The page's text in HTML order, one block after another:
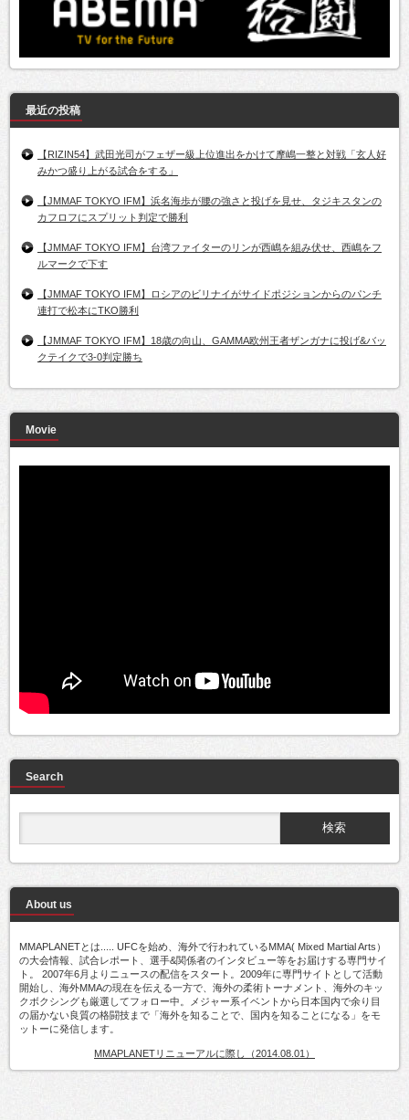
最近の投稿
【RIZIN54】武田光司がフェザー級上位進出をかけて摩嶋一整と対戦「玄人好
みかつ盛り上がる試合をする」
【JMMAF TOKYO IFM】浜名海歩が腰の強さと投げを見せ、タジキスタンの
カフロフにスプリット判定で勝利
【JMMAF TOKYO IFM】台湾ファイターのリンが西嶋を組み伏せ、西嶋をフ
ルマークで下す
【JMMAF TOKYO IFM】ロシアのビリナイがサイドポジションからのパンチ
連打で松本にTKO勝利
【JMMAF TOKYO IFM】18歳の向山、GAMMA欧州王者ザンガナに投げ&バッ
クテイクで3-0判定勝ち
Movie
Search
About us
MMAPLANETとは..... UFCを始め、海外で行われているMMA( Mixed Martial Arts）
の大会情報、試合レポート、選手&関係者のインタビュー等をお届けする専門サイ
ト。 2007年6月よりニュースの配信をスタート。2009年に専門サイトとして活動
開始し、海外MMAの現在を伝える一方で、海外の柔術トーナメント、海外のキッ
クボクシングも厳選してフォロー中。メジャー系イベントから日本国内で余り目
の届かない良質の格闘技まで「海外を知ることで、国内を知ることになる」をモ
ットーに発信します。
MMAPLANETリニューアルに際し（2014.08.01）